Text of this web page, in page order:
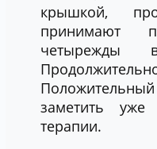
крышкой,
принимают
заметить уже
терапии.